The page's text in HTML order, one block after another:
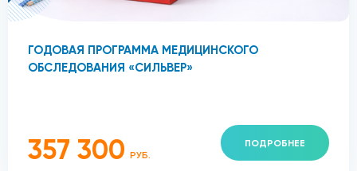
ГОДОВАЯ ПРОГРАММА МЕДИЦИНСКОГО
ОБСЛЕДОВАНИЯ «СИЛЬВЕР»
357 300 РУБ.
ПОДРОБНЕЕ